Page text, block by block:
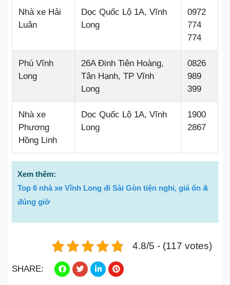
Nhà xe Hải
Luân
Dọc Quốc Lộ 1A, Vĩnh
Long
0972
774
774
Phú Vĩnh
Long
26A Đinh Tiên Hoàng,
Tân Hạnh, TP Vĩnh
Long
0826
989
399
Nhà xe
Phương
Hồng Linh
Dọc Quốc Lộ 1A, Vĩnh
Long
1900
2867
Xem thêm:
Top 6 nhà xe Vĩnh Long đi Sài Gòn tiện nghi, giá ổn &
đúng giờ
4.8/5 - (117 votes)
SHARE: